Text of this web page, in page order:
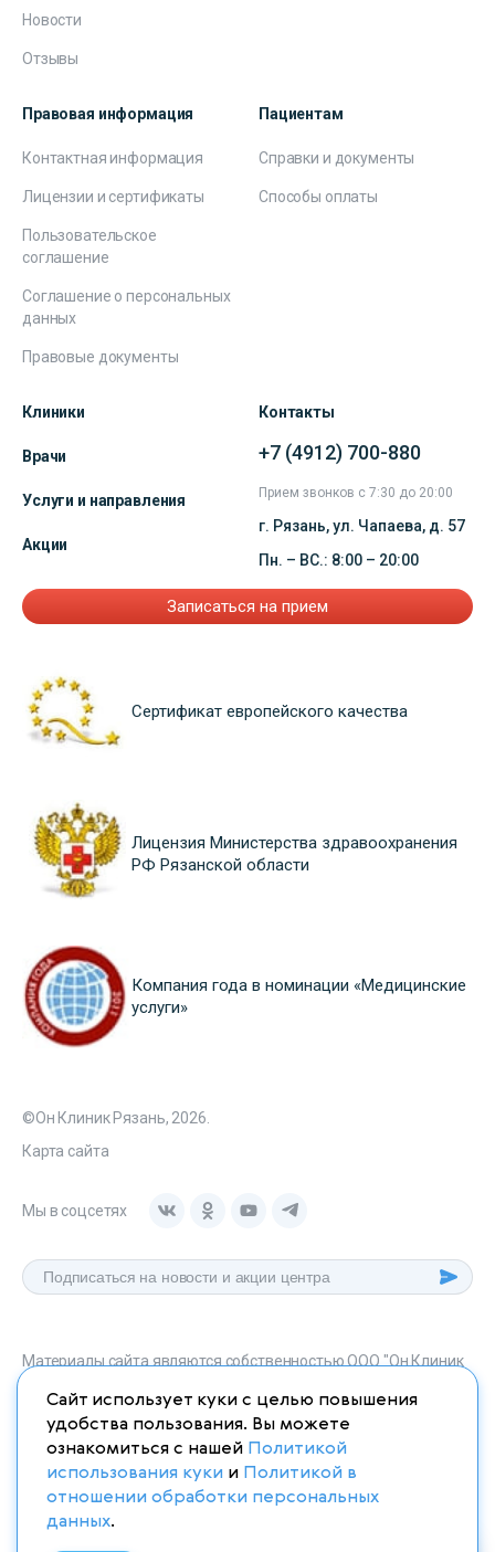
Новости
Отзывы
Правовая информация
Контактная информация
Лицензии и сертификаты
Пользовательское
соглашение
Соглашение о персональных
данных
Правовые документы
Пациентам
Справки и документы
Способы оплаты
Клиники
Врачи
Услуги и направления
Акции
Контакты
+7 (4912) 700-880
Прием звонков с 7:30 до 20:00
г. Рязань, ул. Чапаева, д. 57
Пн. – ВС.: 8:00 – 20:00
Записаться на прием
Сертификат европейского качества
Лицензия Министерства здравоохранения
РФ Рязанской области
Компания года в номинации «Медицинские
услуги»
©Он Клиник Рязань, 2026.
Карта сайта
Мы в соцсетях
Материалы сайта являются собственностью ООО "Он Клиник
onclinic-ryazan.ru запрещено в соответствии со статьей 1259
ГК. РФ.
ИМЕЮТСЯ ПРОТИВОПОКАЗАНИЯ. НЕОБХОДИМО
Сайт использует куки с целью повышения
удобства пользования. Вы можете
ознакомиться с нашей Политикой
использования куки и Политикой в
отношении обработки персональных
данных.